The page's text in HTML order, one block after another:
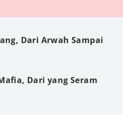
Dari Arwah Sampai
Dari yang Seram